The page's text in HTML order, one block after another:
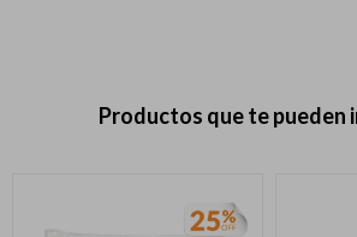
Productos que te pueden